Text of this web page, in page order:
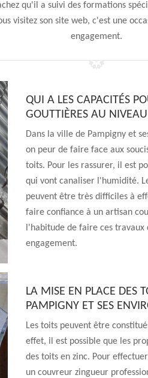
qu'il a suivi des formations
visitez son site web, c'est une
engagement.
QUI A LES CAPACITÉS
GOUTTIÈRES AU
Dans la ville de Pampigny et
on peur de faire face aux
toits. Pour les rassurer, il est
qui vont canaliser l'humidité.
peuvent être très difficiles à
faire confiance à un artisan
l'habitude de faire ces
engagement.
LA MISE EN PLACE DES
PAMPIGNY ET SES
Les toits peuvent être
effet, il est possible que les
des toits en zinc. Pour
un couvreur zingueur